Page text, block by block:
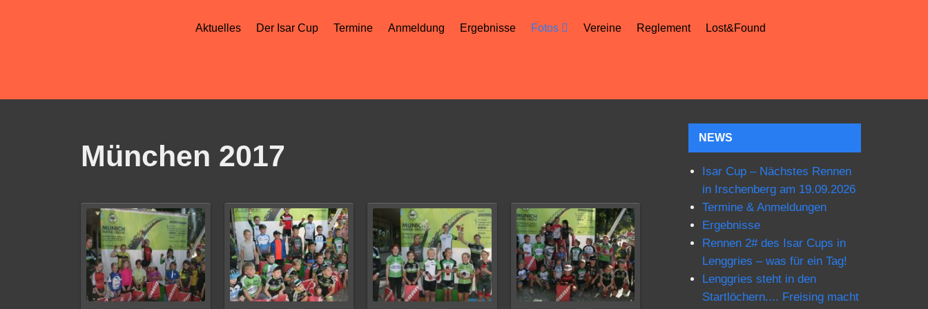
Aktuelles Der Isar Cup Termine Anmeldung Ergebnisse Fotos Vereine Reglement Lost&Found
München 2017
NEWS
Isar Cup – Nächstes Rennen
in Irschenberg am 19.09.2026
Termine & Anmeldungen
Ergebnisse
Rennen 2# des Isar Cups in
Lenggries – was für ein Tag!
Lenggries steht in den
Startlöchern.... Freising macht